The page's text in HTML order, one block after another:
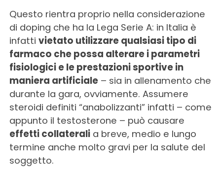
Questo rientra proprio nella considerazione
di doping che ha la Lega Serie A: in Italia è
infatti vietato utilizzare qualsiasi tipo di
farmaco che possa alterare i parametri
fisiologici e le prestazioni sportive in
maniera artificiale– sia in allenamento che
durante la gara, ovviamente. Assumere
steroidi definiti “anabolizzanti” infatti – come
appunto il testosterone – può causare
effetti collateralia breve, medio e lungo
termine anche molto gravi per la salute del
soggetto.